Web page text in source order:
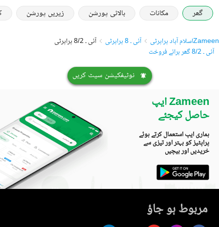
گھر
مکانات بالائی پورشن زیریں پورشن
Zameenاسلام آباد پراپرٹی آئی ۔ 8 پراپرٹی
آئی ۔ 8/2 پراپرٹی
آئی ۔ 8/2 گھر برائے فروخت
نوٹیفکیشن سیٹ کریں
Zameen ایپ
حاصل کیجئے
ہماری ایپ استعمال کرتے ہوئے
پراپٹیز کو بہتر اور تیزی سے
خریدیں اور بیچیں
مربوط ہو جاؤ